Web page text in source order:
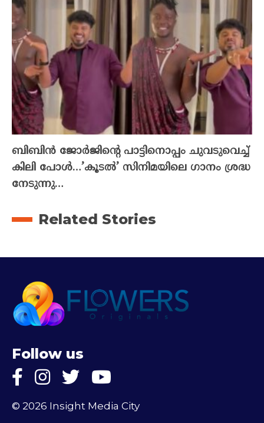
ബിബിൻ ജോർജിന്റെ പാട്ടിനൊപ്പം ചുവടുവെച്ച്
കിലി പോൾ…’കൂടൽ’ സിനിമയിലെ ഗാനം ശ്രദ്ധ
നേടുന്നു…
Related Stories
Follow us
© 2026 Insight Media City